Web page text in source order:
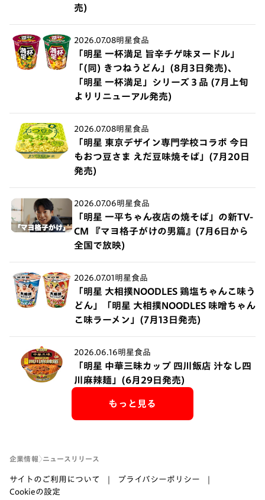
売)
2026.07.08明星食品
「明星 一杯満足 旨辛チゲ味ヌードル」
「(同) きつねうどん」(8月3日発売)、
「明星 一杯満足」シリーズ３品 (7月上旬
よりリニューアル発売)
2026.07.08明星食品
「明星 東京デザイン専門学校コラボ 今日
もおつ豆さま えだ豆味焼そば」(7月20日
発売)
2026.07.06明星食品
「明星 一平ちゃん夜店の焼そば」の新TV-
CM 『マヨ格子がけの男篇』(7月6日から
全国で放映)
2026.07.01 明星食品
「明星 大相撲NOODLES 鶏塩ちゃんこ味う
どん」「明星 大相撲NOODLES 味噌ちゃん
こ味ラーメン」(7月13日発売)
2026.06.16明星食品
「明星 中華三昧カップ 四川飯店 汁なし四
川麻辣麺」(6月29日発売)
もっと見る
企業情報 ニュースリリース
サイトのご利用について
プライバシーポリシー
Cookieの設定